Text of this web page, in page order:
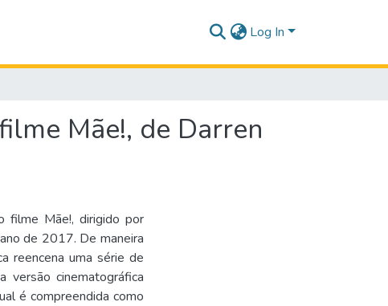
Log In
Mãe!, de Darren
filme Mãe!, dirigido por
de 2017. De maneira
reencena uma série de
versão cinematográfica
é compreendida como